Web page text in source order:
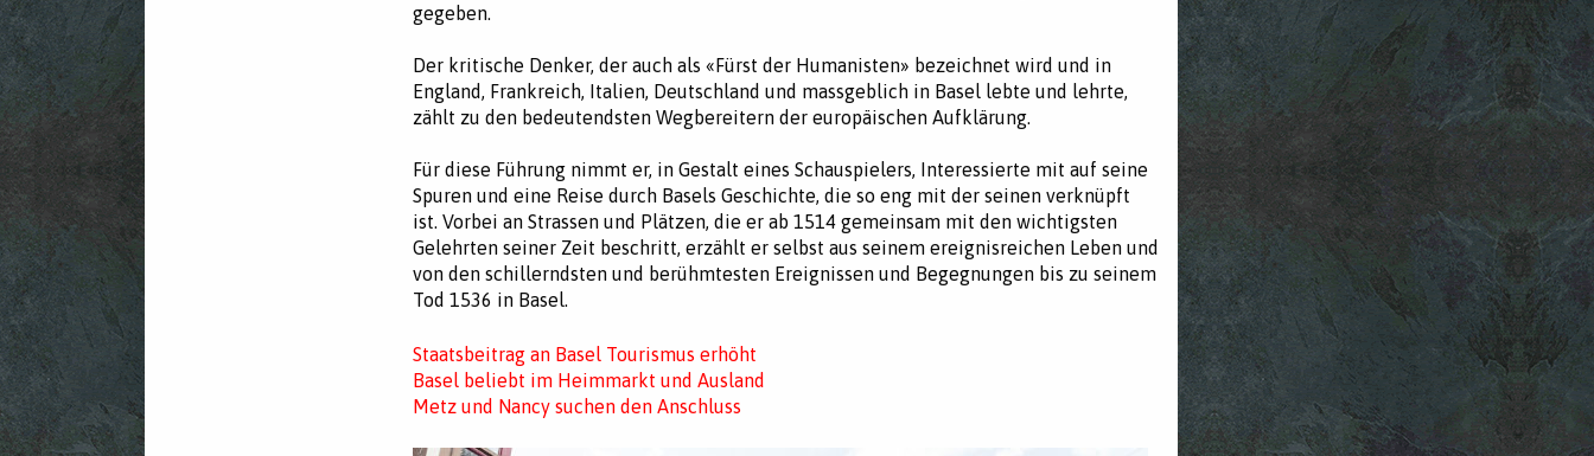
gegeben.
Der kritische Denker, der auch als «Fürst der Humanisten» bezeichnet wird und in
England, Frankreich, Italien, Deutschland und massgeblich in Basel lebte und lehrte,
zählt zu den bedeutendsten Wegbereitern der europäischen Aufklärung.
Für diese Führung nimmt er, in Gestalt eines Schauspielers, Interessierte mit auf seine
Spuren und eine Reise durch Basels Geschichte, die so eng mit der seinen verknüpft
ist. Vorbei an Strassen und Plätzen, die er ab 1514 gemeinsam mit den wichtigsten
Gelehrten seiner Zeit beschritt, erzählt er selbst aus seinem ereignisreichen Leben und
von den schillerndsten und berühmtesten Ereignissen und Begegnungen bis zu seinem
Tod 1536 in Basel.
Staatsbeitrag an Basel Tourismus erhöht
Basel beliebt im Heimmarkt und Ausland
Metz und Nancy suchen den Anschluss